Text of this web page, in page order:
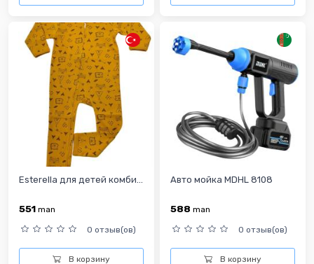
Esterella для детей комби...
551 man
0 отзыв(ов)
В корзину
Авто мойка MDHL 8108
588 man
0 отзыв(ов)
В корзину